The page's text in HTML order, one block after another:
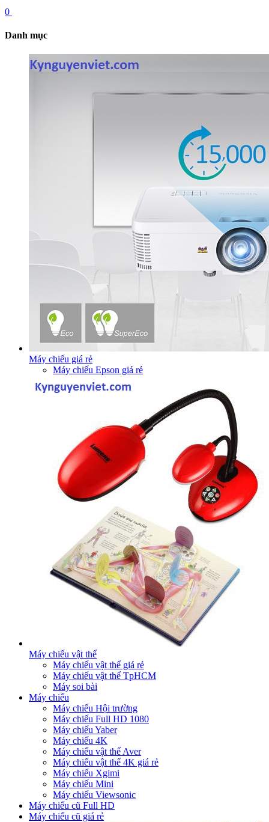
0
Danh mục
Máy chiếu giá rẻ
Máy chiếu Epson giá rẻ
Máy chiếu vật thể
Máy chiếu vật thể giá rẻ
Máy chiếu vật thể TpHCM
Máy soi bài
Máy chiếu
Máy chiếu Hội trường
Máy chiếu Full HD 1080
Máy chiếu Yaber
Máy chiếu 4K
Máy chiếu vật thể Aver
Máy chiếu vật thể 4K giá rẻ
Máy chiếu Xgimi
Máy chiếu Mini
Máy chiếu Viewsonic
Máy chiếu cũ Full HD
Máy chiếu cũ giá rẻ